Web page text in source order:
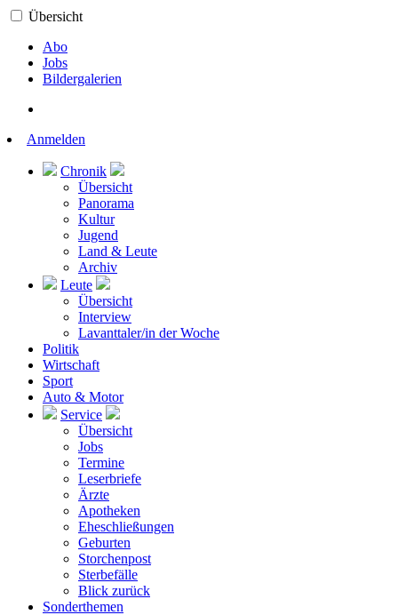
Übersicht
Abo
Jobs
Bildergalerien
Anmelden
Chronik
Übersicht
Panorama
Kultur
Jugend
Land & Leute
Archiv
Leute
Übersicht
Interview
Lavanttaler/in der Woche
Politik
Wirtschaft
Sport
Auto & Motor
Service
Übersicht
Jobs
Termine
Leserbriefe
Ärzte
Apotheken
Eheschließungen
Geburten
Storchenpost
Sterbefälle
Blick zurück
Sonderthemen